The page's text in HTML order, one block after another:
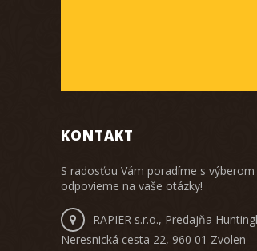
KONTAKT
S radosťou Vám poradíme s výberom
odpovieme na vaše otázky!
RAPIER s.r.o., Predajňa
Neresnická cesta 22, 960 01 Zvolen